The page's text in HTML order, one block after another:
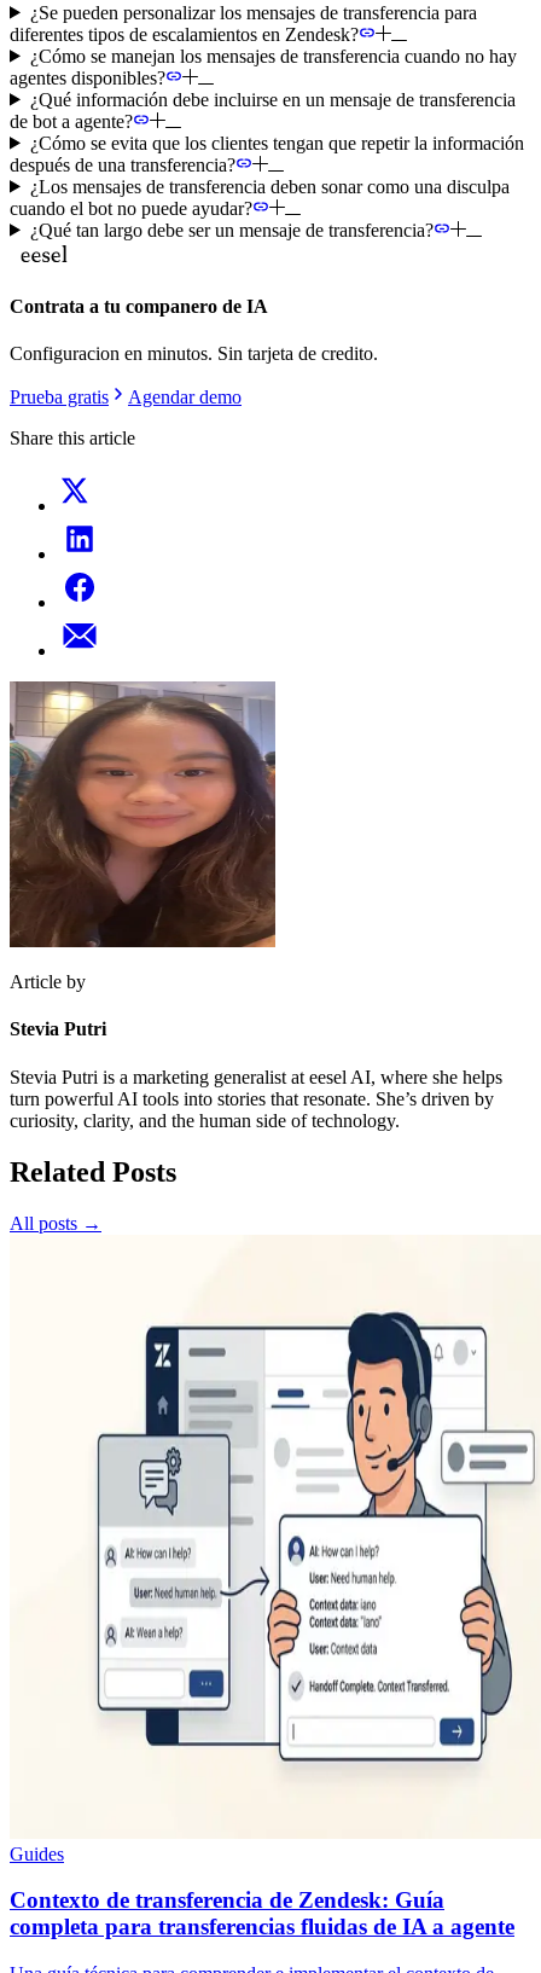
¿Se pueden personalizar los mensajes de transferencia para
diferentes tipos de escalamientos en Zendesk?
¿Cómo se manejan los mensajes de transferencia cuando no hay
agentes disponibles?
¿Qué información debe incluirse en un mensaje de transferencia
de bot a agente?
¿Cómo se evita que los clientes tengan que repetir la información
después de una transferencia?
¿Los mensajes de transferencia deben sonar como una disculpa
cuando el bot no puede ayudar?
¿Qué tan largo debe ser un mensaje de transferencia?
Contrata a tu companero de IA
Configuracion en minutos. Sin tarjeta de credito.
Prueba gratis
Agendar demo
Share this article
Article by
Stevia Putri
Stevia Putri is a marketing generalist at eesel AI, where she helps
turn powerful AI tools into stories that resonate. She’s driven by
curiosity, clarity, and the human side of technology.
Related Posts
All posts →
Guides
Contexto de transferencia de Zendesk: Guía
completa para transferencias fluidas de IA a agente